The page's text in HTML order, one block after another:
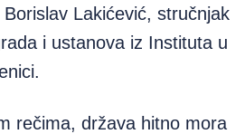
Lakićević, stručnjak
i ustanova iz Instituta u
rečima, država hitno mora